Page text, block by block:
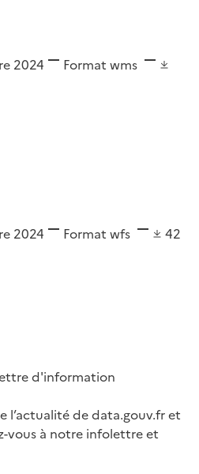
2024 Format wms
2024 Format wfs
42
d'information
l’actualité de data.gouv.fr et
vous à notre infolettre et